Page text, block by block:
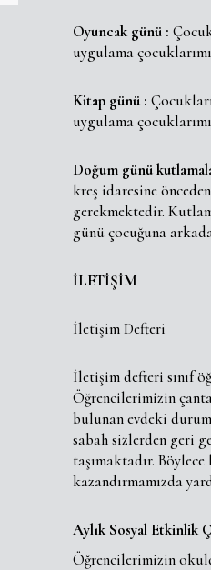
Oyuncak günü :
uygulama
Kitap günü :
uygulama
Doğum günü
kreş idaresine
gerekmektedir.
günü çocuğuna
İLETİŞİM
İletişim Defteri
İletişim defteri sınıf
Öğrencilerimizin
bulunan evdeki
sabah sizlerden geri
taşımaktadır.
kazandırmamızda
Aylık Sosyal Etkinlik
Öğrencilerimizin